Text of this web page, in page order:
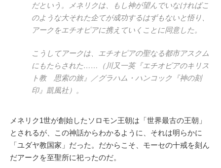
だという。メネリクは、もし神が望んでいなければこ
のような大それた企てが成功するはずもないと悟り、
アークをエチオピアに携えていくことに同意した。
こうしてアークは、エチオピアの聖なる都市アスクム
にもたらされた……（川又一英『エチオピアのキリス
ト教 思索の旅』／グラハム・ハンコック『神の刻
印』凱風社）。
メネリク1世が創始したソロモン王朝は「世界最古の王朝」
とされるが、この神話からわかるように、それは明らかに
「ユダヤ教国家」だった。だからこそ、モーセの十戒を刻ん
だアークを至聖所に祀ったのだ。